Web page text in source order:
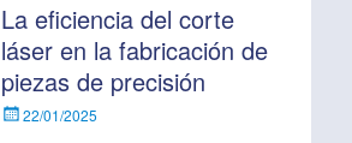
La eficiencia del corte
láser en la fabricación de
piezas de precisión
Escrito22/01/2025